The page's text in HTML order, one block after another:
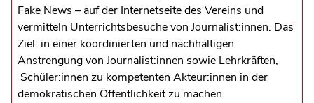
Fake News – auf der Internetseite des Vereins und
vermitteln Unterrichtsbesuche von Journalist:innen. Das
Ziel: in einer koordinierten und nachhaltigen
Anstrengung von Journalist:innen sowie Lehrkräften,
Schüler:innen zu kompetenten Akteur:innen in der
demokratischen Öffentlichkeit zu machen.